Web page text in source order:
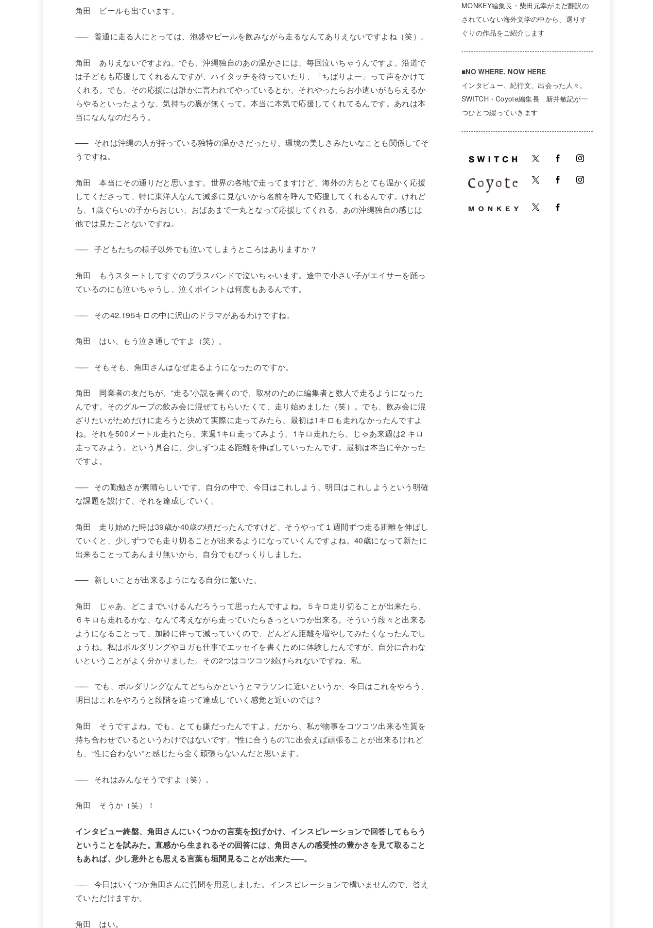
角田 ビールも出ています。
——普通に走る人にとっては、泡盛やビールを飲みながら走るなんてありえないですよね（笑）。
角田 ありえないですよね。でも、沖縄独自のあの温かさには、毎回泣いちゃうんですよ。沿道で
は子どもも応援してくれるんですが、ハイタッチを待っていたり、「ちばりよー」って声をかけて
くれる。でも、その応援には誰かに言われてやっているとか、それやったらお小遣いがもらえるか
らやるといったような、気持ちの裏が無くって。本当に本気で応援してくれてるんです。あれは本
当になんなのだろう。
——それは沖縄の人が持っている独特の温かさだったり、環境の美しさみたいなことも関係してそ
うですね。
角田 本当にその通りだと思います。世界の各地で走ってますけど、海外の方もとても温かく応援
してくださって、特に東洋人なんて滅多に見ないから名前を呼んで応援してくれるんです。けれど
も、1歳ぐらいの子からおじい、おばあまで一丸となって応援してくれる、あの沖縄独自の感じは
他では見たことないですね。
——子どもたちの様子以外でも泣いてしまうところはありますか？
角田 もうスタートしてすぐのブラスバンドで泣いちゃいます。途中で小さい子がエイサーを踊っ
ているのにも泣いちゃうし、泣くポイントは何度もあるんです。
——その42.195キロの中に沢山のドラマがあるわけですね。
角田 はい、もう泣き通しですよ（笑）。
——そもそも、角田さんはなぜ走るようになったのですか。
角田 同業者の友だちが、“走る”小説を書くので、取材のために編集者と数人で走るようになった
んです。そのグループの飲み会に混ぜてもらいたくて、走り始めました（笑）。でも、飲み会に混
ざりたいがためだけに走ろうと決めて実際に走ってみたら、最初は1キロも走れなかったんですよ
ね。それを500メートル走れたら、来週1キロ走ってみよう。1キロ走れたら、じゃあ来週は2 キロ
走ってみよう。という具合に、少しずつ走る距離を伸ばしていったんです。最初は本当に辛かった
ですよ。
——その勤勉さが素晴らしいです。自分の中で、今日はこれしよう、明日はこれしようという明確
な課題を設けて、それを達成していく。
角田 走り始めた時は39歳か40歳の頃だったんですけど、そうやって１週間ずつ走る距離を伸ばし
ていくと、少しずつでも走り切ることが出来るようになっていくんですよね。40歳になって新たに
出来ることってあんまり無いから、自分でもびっくりしました。
——新しいことが出来るようになる自分に驚いた。
角田 じゃあ、どこまでいけるんだろうって思ったんですよね。５キロ走り切ることが出来たら、
６キロも走れるかな、なんて考えながら走っていたらきっといつか出来る。そういう段々と出来る
ようになることって、加齢に伴って減っていくので、どんどん距離を増やしてみたくなったんでし
ょうね。私はボルダリングやヨガも仕事でエッセイを書くために体験したんですが、自分に合わな
いということがよく分かりました。その2つはコツコツ続けられないですね、私。
——でも、ボルダリングなんてどちらかというとマラソンに近いというか、今日はこれをやろう、
明日はこれをやろうと段階を追って達成していく感覚と近いのでは？
角田 そうですよね。でも、とても嫌だったんですよ。だから、私が物事をコツコツ出来る性質を
持ち合わせているというわけではないです。“性に合うもの”に出会えば頑張ることが出来るけれど
も、“性に合わない”と感じたら全く頑張らないんだと思います。
——それはみんなそうですよ（笑）。
角田 そうか（笑）！
インタビュー終盤、角田さんにいくつかの言葉を投げかけ、インスピレーションで回答してもらう
ということを試みた。直感から生まれるその回答には、角田さんの感受性の豊かさを見て取ること
もあれば、少し意外とも思える言葉も垣間見ることが出来た——。
——今日はいくつか角田さんに質問を用意しました。インスピレーションで構いませんので、答え
ていただけますか。
角田 はい。
MONKEY編集長・柴田元幸がまだ翻訳の
されていない海外文学の中から、選りす
ぐりの作品をご紹介します
■NO WHERE, NOW HERE
インタビュー、紀行文、出会った人々。
SWITCH・Coyote編集長 新井敏記が一
つひとつ綴っていきます